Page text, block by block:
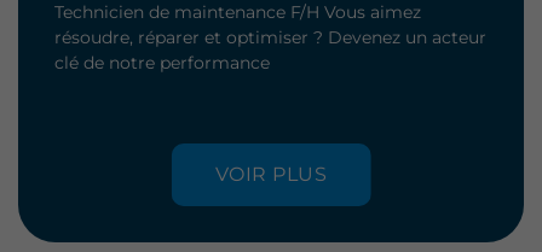
VOIR PLUS
Technicien de maintenance F/H Vous aimez
résoudre, réparer et optimiser ? Devenez un acteur
clé de notre performance